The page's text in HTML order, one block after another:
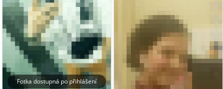
Fotka dostupná po přihlášení